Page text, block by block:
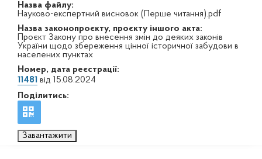
Назва файлу:
Науково-експертний висновок (Перше читання).pdf
Назва законопроєкту, проєкту іншого акта:
Проєкт Закону про внесення змін до деяких законів
України щодо збереження цінної історичної забудови в
населених пунктах
Номер, дата реєстрації:
11481 від 15.08.2024
Поділитись:
Завантажити